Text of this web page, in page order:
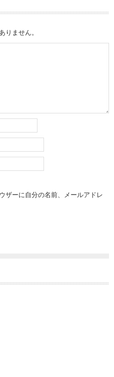
りません。
ザーに自分の名前、メールアドレ